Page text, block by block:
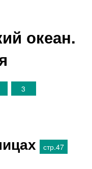
океан.
3
стр.47